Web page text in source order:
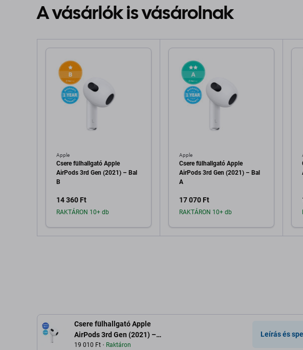
A vásárlók is vásárolnak
Apple
Csere fülhallgató Apple
AirPods 3rd Gen (2021) – Bal
B
14 360 Ft
RAKTÁRON 10+ db
Apple
Csere fülhallgató Apple
AirPods 3rd Gen (2021) – Bal
A
17 070 Ft
RAKTÁRON 10+ db
Csere fülhallgató Apple
AirPods 3rd Gen (2021) –
Bal A++
19 010 Ft Raktáron
Leírás és